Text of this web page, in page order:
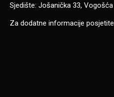
Sjedište: Jošanička 33, Vogošća
Za dodatne informacije posjetite